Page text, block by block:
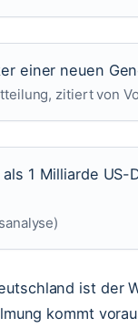
einer neuen
zitiert von
1 Milliarde
ist der
kommt